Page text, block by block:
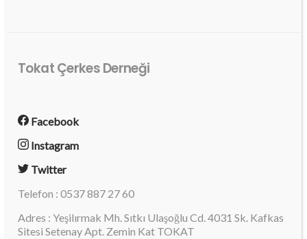
Tokat Çerkes Derneği
Facebook
Instagram
Twitter
Telefon : 0537 887 27 60
Adres : Yeşilırmak Mh. Sıtkı Ulaşoğlu Cd. 4031 Sk. Kafkas
Sitesi Setenay Apt. Zemin Kat TOKAT